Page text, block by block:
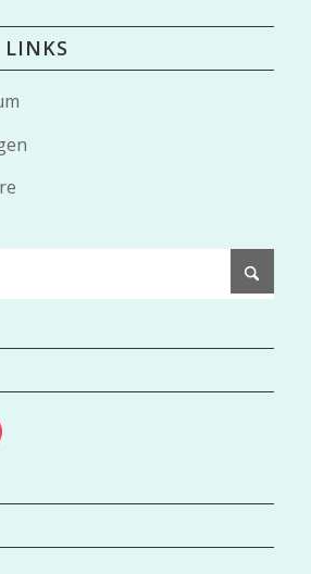
LINKS